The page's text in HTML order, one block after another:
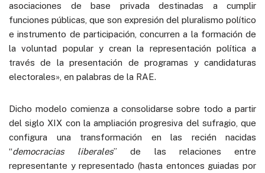
asociaciones de base privada destinadas a cumplir
funciones públicas, que son expresión del pluralismo político
e instrumento de participación, concurren a la formación de
la voluntad popular y crean la representación política a
través de la presentación de programas y candidaturas
electorales», en palabras de la RAE.
Dicho modelo comienza a consolidarse sobre todo a partir
del siglo XIX con la ampliación progresiva del sufragio, que
configura una transformación en las recién nacidas
“democracias liberales” de las relaciones entre
representante y representado (hasta entonces guiadas por